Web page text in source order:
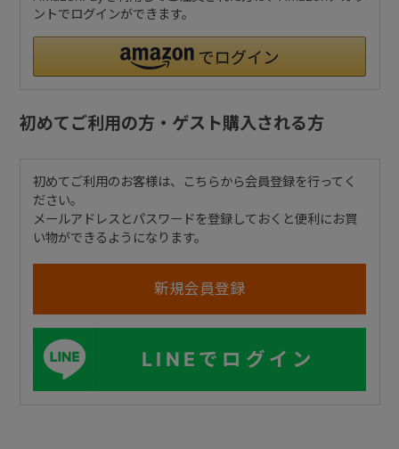
ントでログインができます。
初めてご利用の方・ゲスト購入される方
初めてご利用のお客様は、こちらから会員登録を行ってく
ださい。
メールアドレスとパスワードを登録しておくと便利にお買
い物ができるようになります。
LINEでログイン